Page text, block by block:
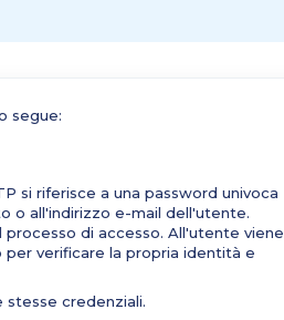
segue:
si riferisce a una password univoca
o all'indirizzo e-mail dell'utente.
di accesso. All'utente viene
verificare la propria identità e
stesse credenziali.